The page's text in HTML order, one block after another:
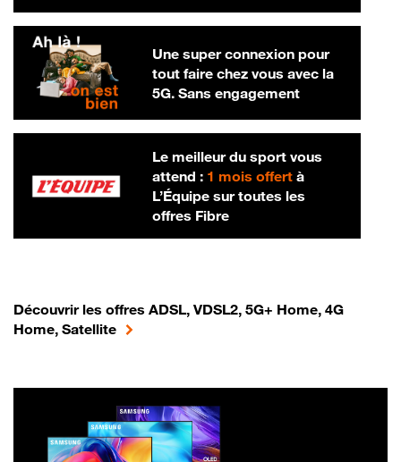
Une super connexion pour
tout faire chez vous avec la
5G. Sans engagement
Le meilleur du sport vous
attend : 1 mois offertà
L’Équipe sur toutes les
offres Fibre
Découvrir les offres ADSL, VDSL2, 5G+ Home, 4G
Home, Satellite